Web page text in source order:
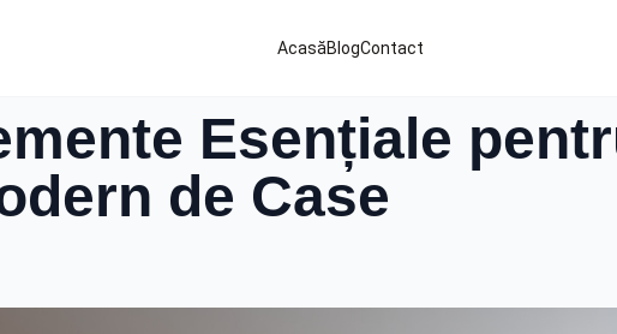
AcasăBlogContact
Esențiale
de Case